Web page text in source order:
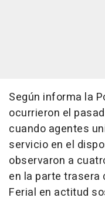
Según informa la
ocurrieron el
cuando agentes
servicio en el
observaron a
en la parte trasera
Ferial en actitud